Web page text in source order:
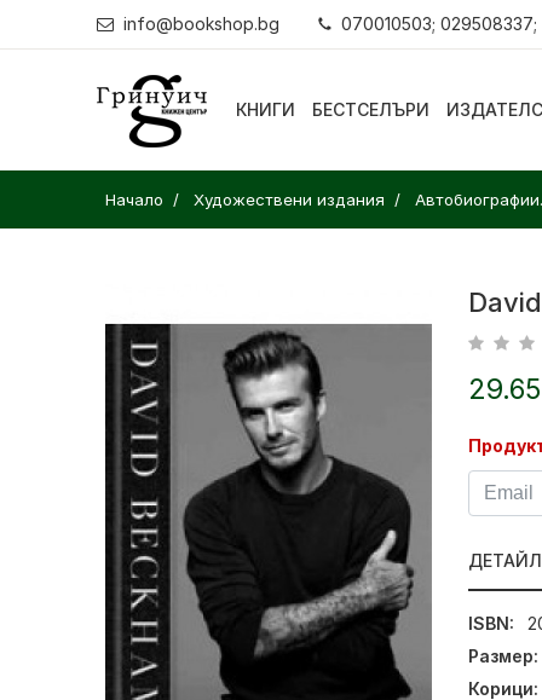
info@bookshop.bg 070010503; 029508337;
КНИГИ БЕСТСЕЛЪРИ
Начало Художествени издания
ISBN:
Размер:
Корици: